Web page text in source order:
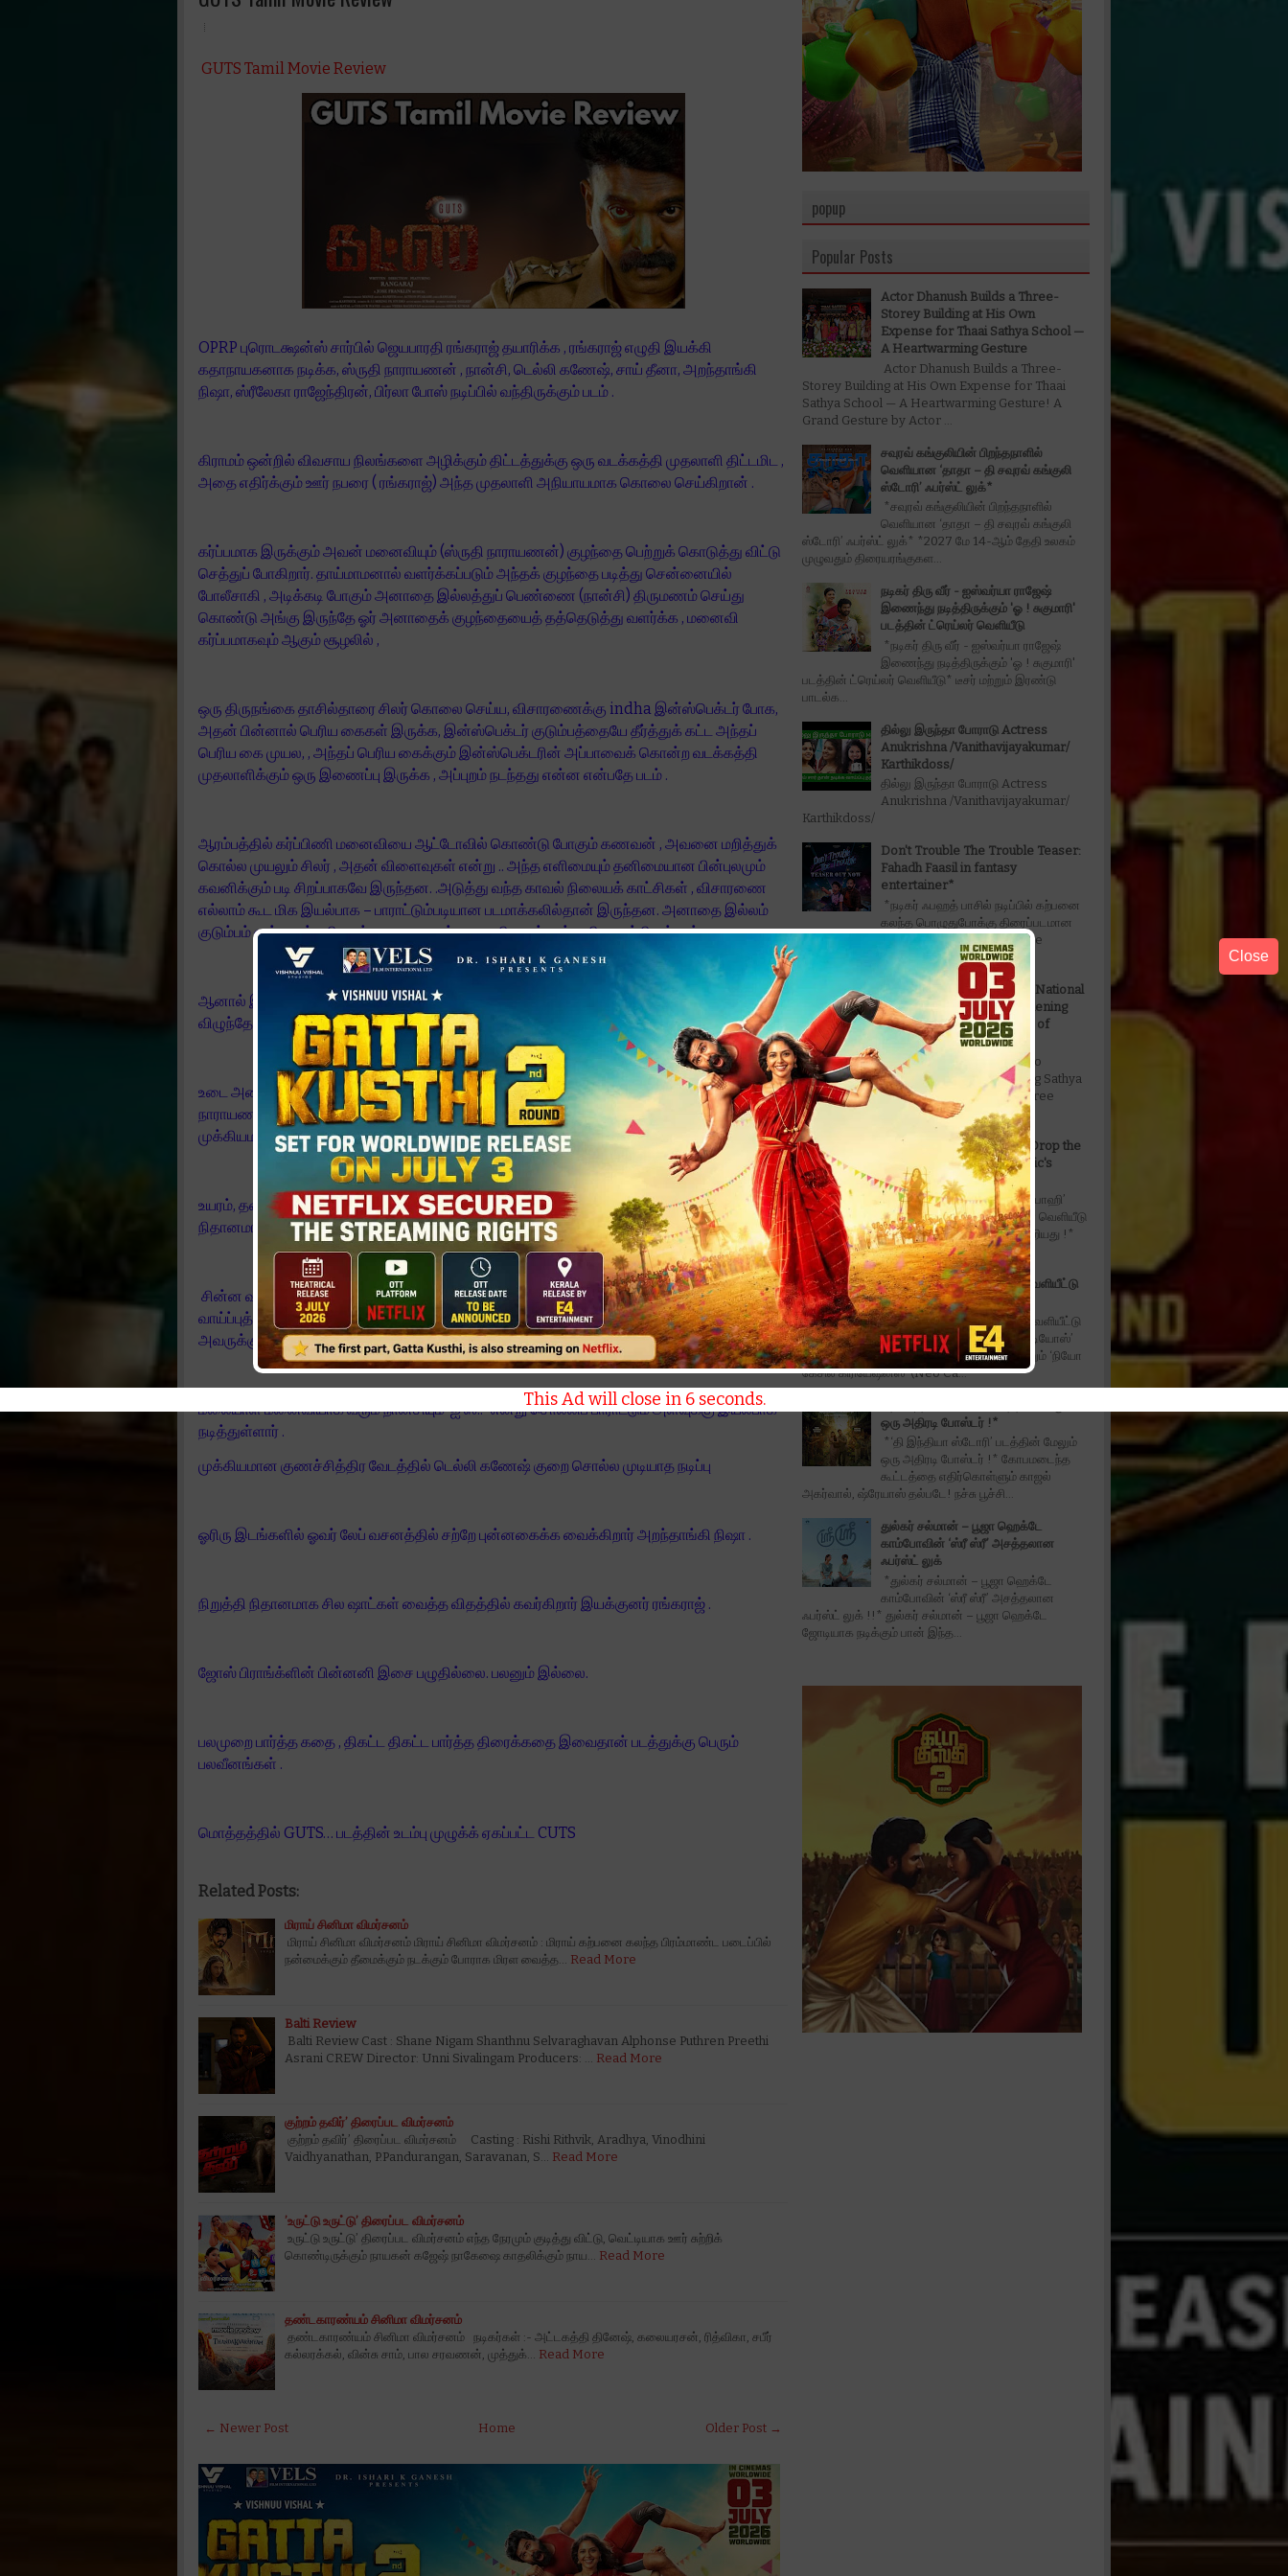
GUTS Tamil Movie Review
OPRP புரொடக்ஷன்ஸ் சார்பில் ஜெயபாரதி ரங்கராஜ் தயாரிக்க , ரங்கராஜ் எழுதி இயக்கி
கதாநாயகனாக நடிக்க, ஸ்ருதி நாராயணன் , நான்சி, டெல்லி கணேஷ், சாய் தீனா, அறந்தாங்கி
நிஷா, ஸ்ரீலேகா ராஜேந்திரன், பிர்லா போஸ் நடிப்பில் வந்திருக்கும் படம் .
கிராமம் ஒன்றில் விவசாய நிலங்களை அழிக்கும் திட்டத்துக்கு ஒரு வடக்கத்தி முதலாளி திட்டமிட ,
அதை எதிர்க்கும் ஊர் நபரை ( ரங்கராஜ்) அந்த முதலாளி அநியாயமாக கொலை செய்கிறான் .
கர்ப்பமாக இருக்கும் அவன் மனைவியும் (ஸ்ருதி நாராயணன்) குழந்தை பெற்றுக் கொடுத்து விட்டு
செத்துப் போகிறார். தாய்மாமனால் வளர்க்கப்படும் அந்தக் குழந்தை படித்து சென்னையில்
போலீசாகி , அடிக்கடி போகும் அனாதை இல்லத்துப் பெண்ணை (நான்சி) திருமணம் செய்து
கொண்டு அங்கு இருந்தே ஓர் அனாதைக் குழந்தையைத் தத்தெடுத்து வளர்க்க , மனைவி
கர்ப்பமாகவும் ஆகும் சூழலில் ,
ஒரு திருநங்கை தாசில்தாரை சிலர் கொலை செய்ய, விசாரணைக்கு indha இன்ஸ்பெக்டர் போக,
அதன் பின்னால் பெரிய கைகள் இருக்க, இன்ஸ்பெக்டர் குடும்பத்தையே தீர்த்துக் கட்ட அந்தப்
பெரிய கை முயல, , அந்தப் பெரிய கைக்கும் இன்ஸ்பெக்டரின் அப்பாவைக் கொன்ற வடக்கத்தி
முதலாளிக்கும் ஒரு இணைப்பு இருக்க , அப்புறம் நடந்தது என்ன என்பதே படம் .
ஆரம்பத்தில் கர்ப்பிணி மனைவியை ஆட்டோவில் கொண்டு போகும் கணவன் , அவனை மறித்துக்
கொல்ல முயலும் சிலர் , அதன் விளைவுகள் என்று .. அந்த எளிமையும் தனிமையான பின்புலமும்
கவனிக்கும் படி சிறப்பாகவே இருந்தன. .அடுத்து வந்த காவல் நிலையக் காட்சிகள் , விசாரணை
எல்லாம் கூட மிக இயல்பாக – பாராட்டும்படியான படமாக்கலில்தான் இருந்தன. அனாதை இல்லம்
குடும்பம் என்று வந்த பிறகும் கூட கணவன் மனைவி மகள் என்று சில காட்சிகள் நன்று .
ஆனால் இடைவேளைக்கு கொஞ்சம் முன்பு தொங்க ஆரம்பிக்கும் படம் போகப் போக அறுந்து கீழே
விழுந்தே விட்டது .
உடை அணிந்து கேமரா முன் நிற்கும் போது தான் உண்மையிலேயே அழகாக இருக்கிறார் ஸ்ருதி
நாராயணன். தனக்குக் கொடுக்கப்பட்ட கேரக்டரை பெரிதாகக் குறைகள் இல்லாமல் – மிக
முக்கியமாக சிரத்தையோடு – நடித்து இருக்கிறார் .
உயரம், தனித்தன்மை வாய்ந்த குரல், பதற்றம் காரணமாக சட் சட்டென்று அரைகுறையாக மாறாமல்
நிதானமாக பரவும் முக பாவனைகள் என்று… பாராட்டும்படி நடித்து இருக்கிறார் .
சின்ன வயசுதான் . இன்னும் கொஞ்ச காலம் பொறுமையாக, கண்ணியமான ஆடிஷன்கள் மூலமே
வாய்ப்புத் தேடி இருக்கலாம் . சரி போகட்டும் . நடந்ததை மாற்ற முடியாது . கடந்து போகட்டும் . இனி
அவருக்கு நல்லதே நடக்கட்டும் .
மலையாள மனைவியாக வரும் நான்சியும் ‘ஐ ஸீ..” என்று சொல்லிப் பாராட்டும் அளவுக்கு இயல்பாக
நடித்துள்ளார் .
முக்கியமான குணச்சித்திர வேடத்தில் டெல்லி கணேஷ் குறை சொல்ல முடியாத நடிப்பு
ஓரிரு இடங்களில் ஓவர் லேப் வசனத்தில் சற்றே புன்னகைக்க வைக்கிறார் அறந்தாங்கி நிஷா .
நிறுத்தி நிதானமாக சில ஷாட்கள் வைத்த விதத்தில் கவர்கிறார் இயக்குனர் ரங்கராஜ் .
ஜோஸ் பிராங்க்ளின் பின்னனி இசை பழுதில்லை. பலனும் இல்லை.
பலமுறை பார்த்த கதை , திகட்ட திகட்ட பார்த்த திரைக்கதை இவைதான் படத்துக்கு பெரும்
பலவீனங்கள் .
மொத்தத்தில் GUTS… படத்தின் உடம்பு முழுக்க் ஏகப்பட்ட CUTS
Related Posts:
மிராய் சினிமா விமர்சனம்
மிராய் சினிமா விமர்சனம் மிராய் சினிமா விமர்சனம் : மிராய் கற்பனை கலந்த பிரம்மாண்ட படைப்பில்
நன்மைக்கும் தீமைக்கும் நடக்கும் போராக மிரள வைத்த… Read More
Balti Review
Balti Review Cast : Shane Nigam Shanthnu Selvaraghavan Alphonse Puthren Preethi
Asrani CREW Director: Unni Sivalingam Producers: … Read More
குற்றம் தவிர்’ திரைப்பட விமர்சனம்
குற்றம் தவிர்’ திரைப்பட விமர்சனம் Casting : Rishi Rithvik, Aradhya, Vinodhini
Vaidhyanathan, P.Pandurangan, Saravanan, S… Read More
’உருட்டு உருட்டு’ திரைப்பட விமர்சனம்
உருட்டு உருட்டு’ திரைப்பட விமர்சனம் எந்த நேரமும் குடித்து விட்டு, வெட்டியாக ஊர் சுற்றிக்
கொண்டிருக்கும் நாயகன் கஜேஷ் நாகேஷை காதலிக்கும் நாய… Read More
தண்டகாரண்யம் சினிமா விமர்சனம்
தண்டகாரண்யம் சினிமா விமர்சனம் நடிகர்கள் :- அட்டகத்தி தினேஷ், கலையரசன், ரித்விகா, சபீர்
கல்லரக்கல், வின்சு சாம், பால சரவணன், முத்துக்… Read More
← Newer Post Older Post →
Home
popup
Close
This Ad will close in 5seconds.
Popular Posts
Actor Dhanush Builds a Three-
Storey Building at His Own
Expense for Thaai Sathya School —
A Heartwarming Gesture
Actor Dhanush Builds a Three-
Storey Building at His Own Expense for Thaai
Sathya School — A Heartwarming Gesture! A
Grand Gesture by Actor ...
சவுரவ் கங்குலியின் பிறந்தநாளில்
வெளியான ‘தாதா – தி சவுரவ் கங்குலி
ஸ்டோரி’ ஃபர்ஸ்ட் லுக்*
*சவுரவ் கங்குலியின் பிறந்தநாளில்
வெளியான ‘தாதா – தி சவுரவ் கங்குலி
ஸ்டோரி’ ஃபர்ஸ்ட் லுக்* *2027 மே 14-ஆம் தேதி உலகம்
முழுவதும் திரையரங்குகள...
நடிகர் திரு வீர் - ஐஸ்வர்யா ராஜேஷ்
இணைந்து நடித்திருக்கும் 'ஓ ! சுகுமாரி'
படத்தின் ட்ரெய்லர் வெளியீடு
*நடிகர் திரு வீர் - ஐஸ்வர்யா ராஜேஷ்
இணைந்து நடித்திருக்கும் 'ஓ ! சுகுமாரி'
படத்தின் ட்ரெய்லர் வெளியீடு* டீசர் மற்றும் இரண்டு
பாடல்க...
தில்லு இருந்தா போராடு Actress
Anukrishna /Vanithavijayakumar/
Karthikdoss/
தில்லு இருந்தா போராடு Actress
Anukrishna /Vanithavijayakumar/
Karthikdoss/
Don't Trouble The Trouble Teaser:
Fahadh Faasil in fantasy
entertainer*
*நடிகர் ஃபஹத் பாசில் நடிப்பில் கற்பனை
கலந்த பொழுதுபோக்கு திரைப்படமான
'டோன்ட் ட்ரபிள் தி ட்ரபிள் - Don't Trouble The
’Captain Miller' Earns Two National
Honours, Further Strengthening
Sathya Jyothi Films' Legacy of
Excellence
*’Captain Miller' Earns Two
National Honours, Further Strengthening Sathya
Jyothi Films' Legacy of Excellence* _*Three
Generations....
The Wait is Over: Makers Drop the
Official Music Video of Toxic's
'Tabaahi
*‘டாக்ஸிக்‘ திரைப்படத்தின் ‘தபாஹி’
அதிகாரப்பூர்வ மியூசிக் வீடியோ வெளியீடு
– ரசிகர்களின் நீண்டநாள் எதிர்பார்ப்பு நிறைவேறியது !*
Monster Mind...
*‘அன்பே டயானா’ டிரெய்லர் வெளியீட்டு
விழா
*‘அன்பே டயானா’ டிரெய்லர் வெளியீட்டு
விழா!!* ‘மில்லியன் டாலர் ஸ்டுடியோஸ்’
(Million Dollar Studios) மற்றும் ‘நியோ
கேசில் கிரியேஷன்ஸ்’ (Neo Ca...
ஒரு அதிரடி போஸ்டர் !*
*‘தி இந்தியா ஸ்டோரி’ படத்தின் மேலும்
ஒரு அதிரடி போஸ்டர் !* கோபமடைந்த
கூட்டத்தை எதிர்கொள்ளும் காஜல்
அகர்வால், ஷ்ரேயாஸ் தல்படே! நச்சு பூச்சி...
துல்கர் சல்மான் – பூஜா ஹெக்டே
காம்போவின் ‘ஸ்ரீ ஸ்ரீ’ அசத்தலான
ஃபர்ஸ்ட் லுக்
*துல்கர் சல்மான் – பூஜா ஹெக்டே
காம்போவின் ‘ஸ்ரீ ஸ்ரீ’ அசத்தலான
ஃபர்ஸ்ட் லுக் !!* துல்கர் சல்மான் – பூஜா ஹெக்டே
ஜோடியாக நடிக்கும் பான் இந்த...